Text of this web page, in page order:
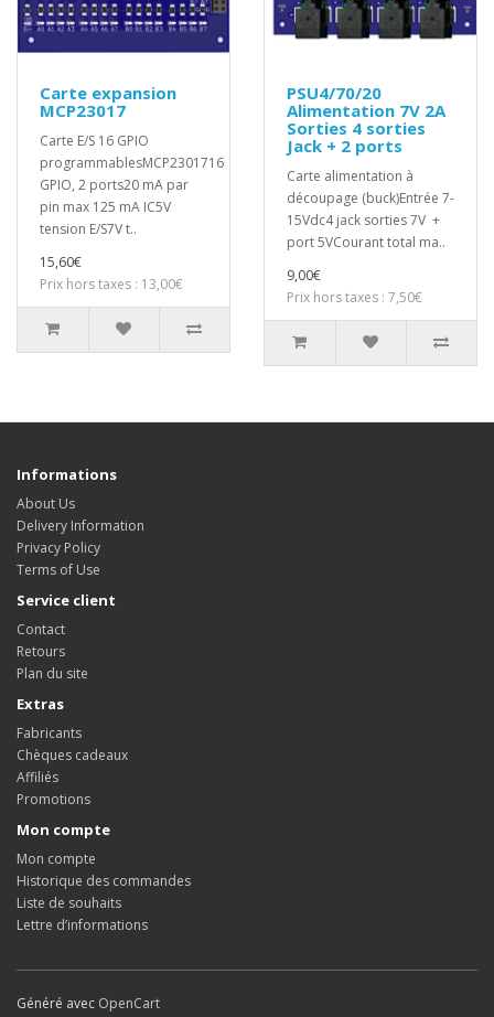
Carte expansion
MCP23017
Carte E/S 16 GPIO
programmablesMCP2301716
GPIO, 2 ports20 mA par
pin max 125 mA IC5V
tension E/S7V t..
15,60€
Prix hors taxes : 13,00€
PSU4/70/20
Alimentation 7V 2A
Sorties 4 sorties
Jack + 2 ports
Carte alimentation à
découpage (buck)Entrée 7-
15Vdc4 jack sorties 7V +
port 5VCourant total ma..
9,00€
Prix hors taxes : 7,50€
Informations
About Us
Delivery Information
Privacy Policy
Terms of Use
Service client
Contact
Retours
Plan du site
Extras
Fabricants
Chèques cadeaux
Affiliés
Promotions
Mon compte
Mon compte
Historique des commandes
Liste de souhaits
Lettre d’informations
Généré avec OpenCart